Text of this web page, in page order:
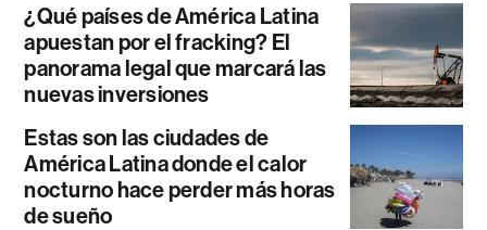
¿Qué países de América Latina
apuestan por el fracking? El
panorama legal que marcará las
nuevas inversiones
Estas son las ciudades de
América Latina donde el calor
nocturno hace perder más horas
de sueño